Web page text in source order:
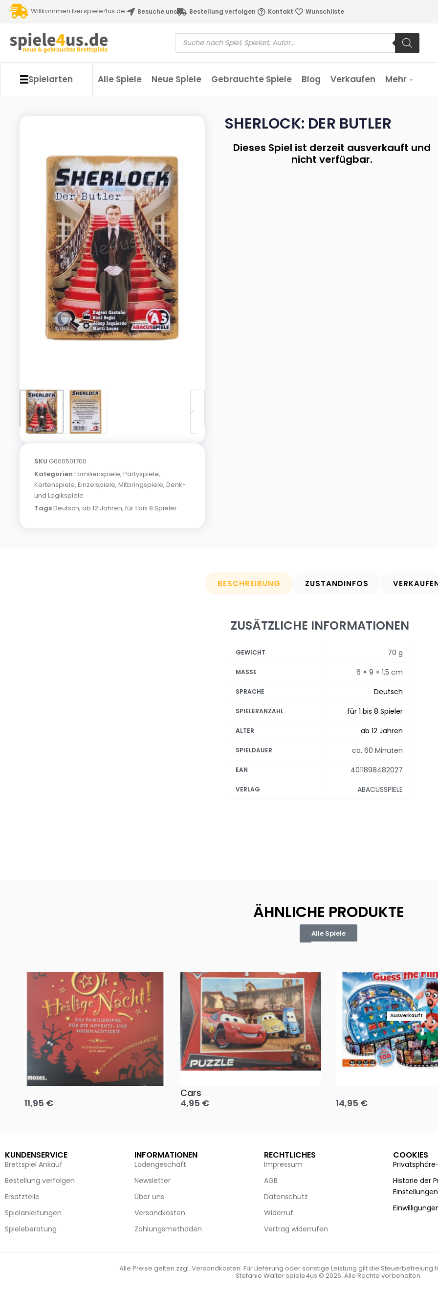
Willkommen bei spiele4us.de Besuche uns Bestellung verfolgen Kontakt Wunschliste
Spielarten Alle Spiele Neue Spiele Gebrauchte Spiele Blog Verkaufen Mehr
SKU G000501700
Kategorien Familienspiele, Partyspiele,
Kartenspiele, Einzelspiele, Mitbringspiele, Denk-
und Logikspiele
TagsDeutsch, ab 12 Jahren, für 1 bis 8 Spieler
SHERLOCK: DER BUTLER
Dieses Spiel ist derzeit ausverkauft und
nicht verfügbar.
BESCHREIBUNG ZUSTANDINFOS
ZUSÄTZLICHE INFORMATIONEN
GEWICHT 70 g
MASSE 6 × 9 × 1,5 cm
SPRACHE Deutsch
SPIELERANZAHL für 1 bis 8 Spieler
ALTER ab 12 Jahren
SPIELDAUER ca. 60 Minuten
EAN 4011898482027
VERLAG ABACUSSPIELE
ÄHNLICHE PRODUKTE
Alle Spiele
Oh, heilige Nacht!
11,95 €
Cars
4,95 €
Ausverkauft
14,95 €
KUNDENSERVICE
Brettspiel Ankauf
Bestellung verfolgen
Ersatzteile
Spielanleitungen
Spieleberatung
INFORMATIONEN
Ladengeschäft
Newsletter
Über uns
Versandkosten
Zahlungsmethoden
RECHTLICHES
Impressum
AGB
Datenschutz
Widerruf
Vertrag widerrufen
COOKIES
Historie der
Einstellungen
Alle Preise gelten zzgl. Versandkosten. Für Lieferung oder sonstige Leistung gilt die Steuerbefreiung
Stefanie Walter spiele4us © 2026. Alle Rechte vorbehalten.